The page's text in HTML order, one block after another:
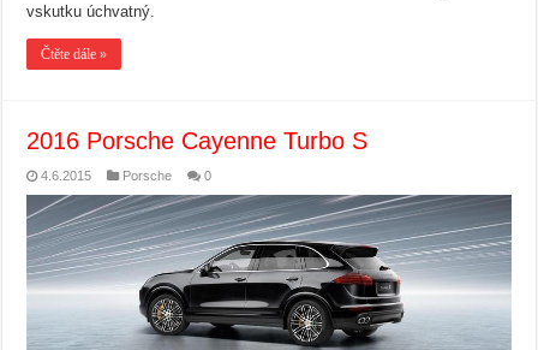
vskutku úchvatný.
Čtěte dále »
2016 Porsche Cayenne Turbo S
4.6.2015 Porsche 0